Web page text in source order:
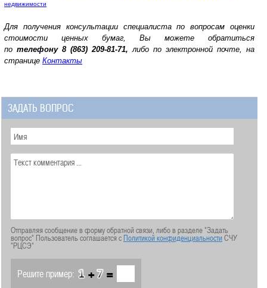
недвижимости
Для получения консультации специалиста по вопросам оценки
стоимости ценных бумаг, Вы можете обратиться
по телефону 8 (863) 209-81-71, либо по электронной почте, на
странице Контакты
ЗАДАТЬ ВОПРОС
Отправляя сообщение в форму обратной связи, либо в разделе "Задать
вопрос" Пользователь соглашается сПолитикой конфиденциальностиСЧУ
"РЦСЭ"
Решите пример: + =